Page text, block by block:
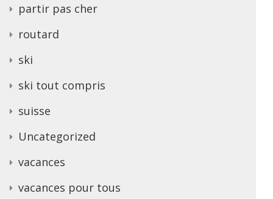
partir pas cher
routard
ski
ski tout compris
suisse
Uncategorized
vacances
vacances pour tous